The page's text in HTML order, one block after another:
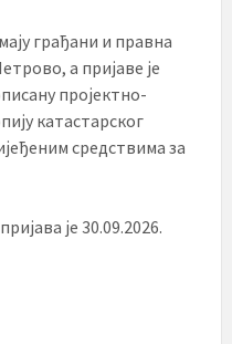
грађани и правна
а пријаве је
пројектно-
катастарског
средствима за
је 30.09.2026.